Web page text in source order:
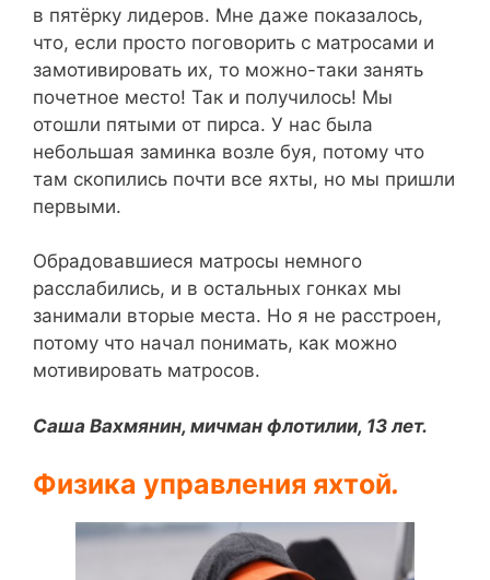
в пятёрку лидеров. Мне даже показалось,
что, если просто поговорить с матросами и
замотивировать их, то можно-таки занять
почетное место! Так и получилось! Мы
отошли пятыми от пирса. У нас была
небольшая заминка возле буя, потому что
там скопились почти все яхты, но мы пришли
первыми.
Обрадовавшиеся матросы немного
расслабились, и в остальных гонках мы
занимали вторые места. Но я не расстроен,
потому что начал понимать, как можно
мотивировать матросов.
Саша Вахмянин, мичман флотилии, 13 лет.
Физика управления яхтой.